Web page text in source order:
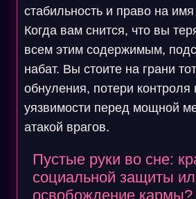
стабильность и право на
Когда вам снится, что вы
всем этим содержимым,
набат. Вы стоите на грани
обнуления, потери контроля
уязвимости перед мощной
атакой врагов.
Пустые руки во сне:
социальной защиты
освобождение кармы?